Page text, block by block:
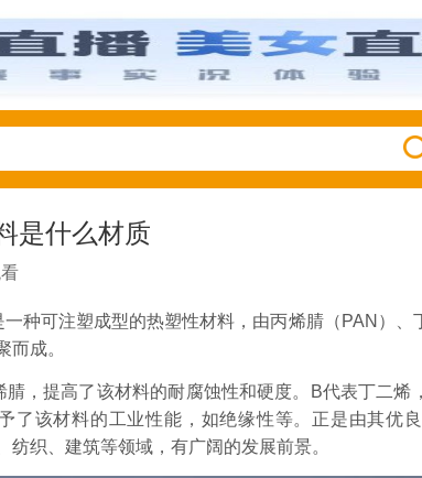
是什么材质
一种可注塑成型的热塑性材料，由丙烯腈（PAN）
而成。
腈，提高了该材料的耐腐蚀性和硬度。B代表丁二烯
了该材料的工业性能，如绝缘性等。正是由其优
纺织、建筑等领域，有广阔的发展前景。